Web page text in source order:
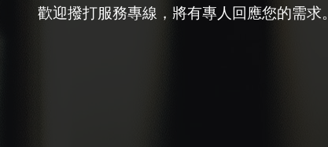
歡迎撥打服務專線，將有專人回應您的需求。